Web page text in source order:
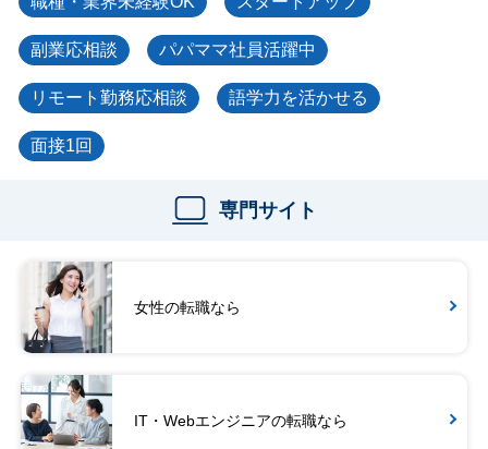
副業応相談 パパママ社員活躍中
リモート勤務応相談 語学力を活かせる
面接1回
専門サイト
女性の転職なら
IT・Webエンジニアの転職なら